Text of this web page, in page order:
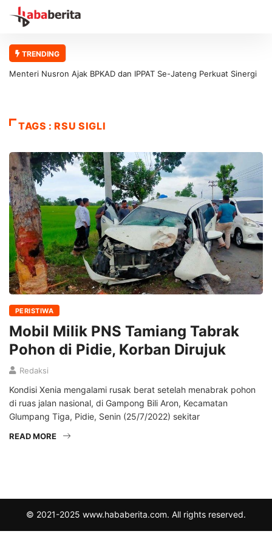
TRENDING
Menteri Nusron Ajak BPKAD dan IPPAT Se-Jateng Perkuat Sinergi
TAGS : RSU SIGLI
PERISTIWA
Mobil Milik PNS Tamiang Tabrak
Pohon di Pidie, Korban Dirujuk
Redaksi
Kondisi Xenia mengalami rusak berat setelah menabrak pohon
di ruas jalan nasional, di Gampong Bili Aron, Kecamatan
Glumpang Tiga, Pidie, Senin (25/7/2022) sekitar
READ MORE
© 2021-2025 www.hababerita.com. All rights reserved.